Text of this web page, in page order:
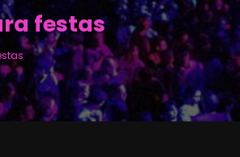
festas